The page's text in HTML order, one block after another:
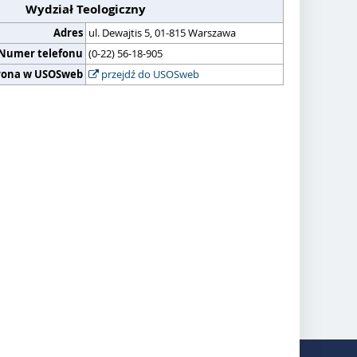
Wydział Teologiczny
Adres ul. Dewajtis 5, 01-815 Warszawa
telefonu (0-22) 56-18-905
w USOSweb
przejdź do USOSweb